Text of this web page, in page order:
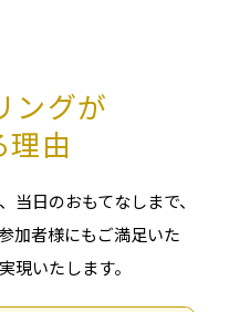
ングが
理由
当⽇のおもてなしまで、
加者様にもご満⾜いた
現いたします。